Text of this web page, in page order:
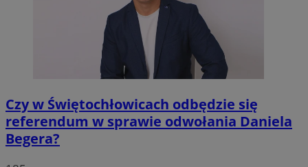
Czy w Świętochłowicach odbędzie się
referendum w sprawie odwołania Daniela
Begera?